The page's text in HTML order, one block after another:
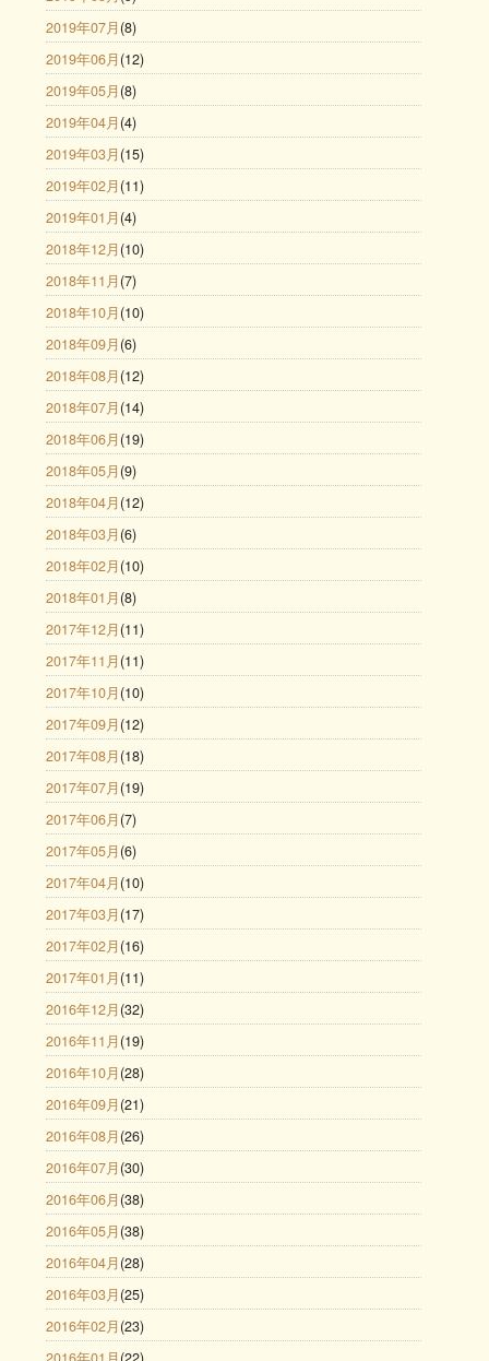
2019年07月 (8)
2019年06月 (12)
2019年05月 (8)
2019年04月 (4)
2019年03月 (15)
2019年02月 (11)
2019年01月 (4)
2018年12月 (10)
2018年11月 (7)
2018年10月 (10)
2018年09月 (6)
2018年08月 (12)
2018年07月 (14)
2018年06月 (19)
2018年05月 (9)
2018年04月 (12)
2018年03月 (6)
2018年02月 (10)
2018年01月 (8)
2017年12月 (11)
2017年11月 (11)
2017年10月 (10)
2017年09月 (12)
2017年08月 (18)
2017年07月 (19)
2017年06月 (7)
2017年05月 (6)
2017年04月 (10)
2017年03月 (17)
2017年02月 (16)
2017年01月 (11)
2016年12月 (32)
2016年11月 (19)
2016年10月 (28)
2016年09月 (21)
2016年08月 (26)
2016年07月 (30)
2016年06月 (38)
2016年05月 (38)
2016年04月 (28)
2016年03月 (25)
2016年02月 (23)